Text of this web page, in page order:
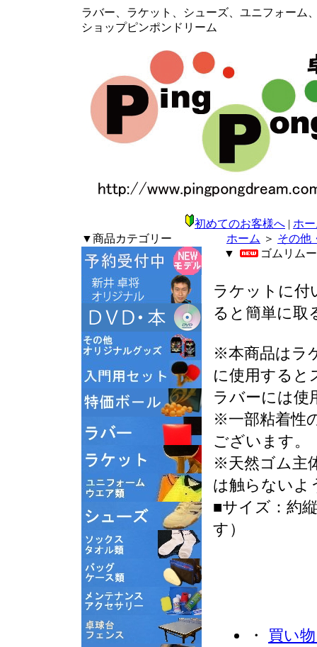
ラバー、ラケット、シューズ、ユニフォーム
ショップピンポンドリーム
初めてのお客様へ | ホ
▼商品カテゴリー
ホーム ＞ その他
▼
ゴムリム
ラケットに付
ると簡単に取
※本商品はラ
に使用すると
ラバーには使
※一部粘着性
ございます。
※天然ゴム主
は触らないよ
■サイズ：約
す）
・ 買い